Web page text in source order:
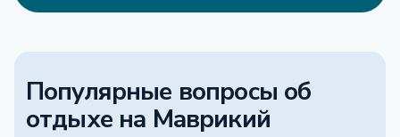
Популярные вопросы об
отдыхе на Маврикий